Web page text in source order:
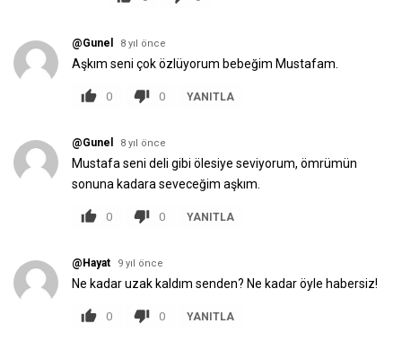
@Gunel 8 yıl önce
Aşkım seni çok özlüyorum bebeğim Mustafam.
0 0 YANITLA
@Gunel 8 yıl önce
Mustafa seni deli gibi ölesiye seviyorum, ömrümün
sonuna kadara seveceğim aşkım.
0 0 YANITLA
@Hayat 9 yıl önce
Ne kadar uzak kaldım senden? Ne kadar öyle habersiz!
0 0 YANITLA